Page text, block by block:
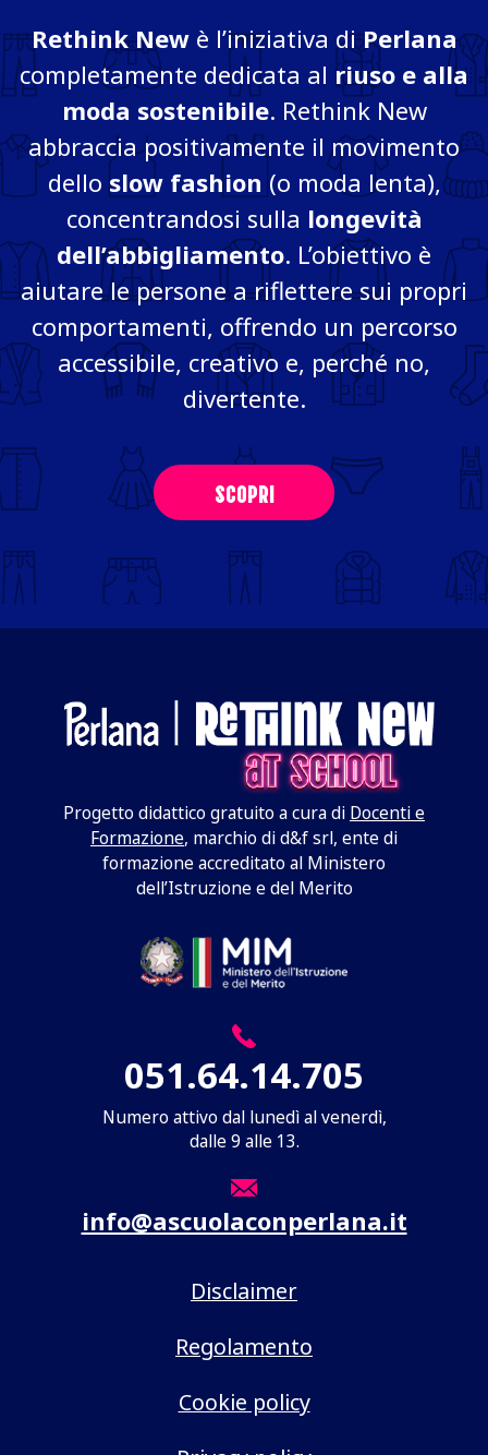
Rethink Newè l’iniziativa diPerlana
completamente dedicata al riuso e alla
moda sostenibile. Rethink New
abbraccia positivamente il movimento
dello slow fashion (o moda lenta),
concentrandosi sulla longevità
dell’abbigliamento. L’obiettivo è
aiutare le persone a riflettere sui propri
comportamenti, offrendo un percorso
accessibile, creativo e, perché no,
divertente.
SCOPRI
Progetto didattico gratuito a cura di Docenti e
Formazione, marchio di d&f srl, ente di
formazione accreditato al Ministero
dell’Istruzione e del Merito
051.64.14.705
Numero attivo dal lunedì al venerdì,
dalle 9 alle 13.
info@ascuolaconperlana.it
Disclaimer
Regolamento
Cookie policy